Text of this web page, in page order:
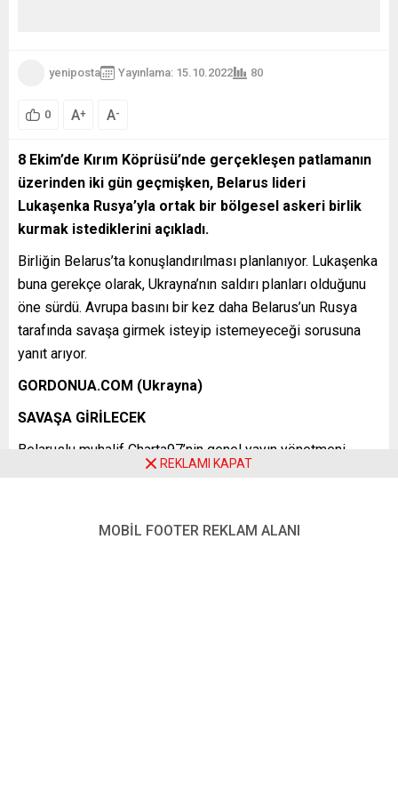
yeniposta Yayınlama: 15.10.2022 80
0 A+ A-
8 Ekim’de Kırım Köprüsü’nde gerçekleşen patlamanın
üzerinden iki gün geçmişken, Belarus lideri
Lukaşenka Rusya’yla ortak bir bölgesel askeri birlik
kurmak istediklerini açıkladı.
Birliğin Belarus’ta konuşlandırılması planlanıyor. Lukaşenka
buna gerekçe olarak, Ukrayna’nın saldırı planları olduğunu
öne sürdü. Avrupa basını bir kez daha Belarus’un Rusya
tarafında savaşa girmek isteyip istemeyeceği sorusuna
yanıt arıyor.
GORDONUA.COM (Ukrayna)
SAVAŞA GİRİLECEK
Belaruslu muhalif Charta97’nin genel yayın yönetmeni
Natalia Radina, Gordonua’da Belarus birliklerinin çok
“Belarus ordusunun savaşa girmesi artık yalnızca bir an
REKLAMI KAPAT
MOBİL FOOTER REKLAM ALANI